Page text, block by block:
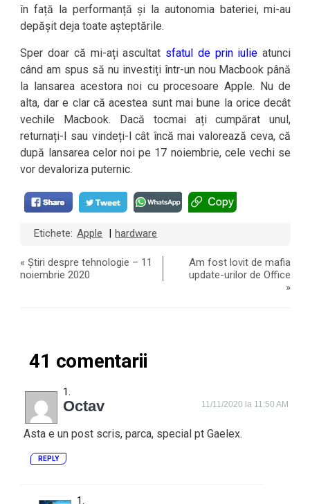
în față la performanță și la autonomia bateriei, mi-au
depășit deja toate așteptările.
Sper doar că mi-ați ascultat sfatul de prin iulie atunci
când am spus să nu investiți într-un nou Macbook până
la lansarea acestora noi cu procesoare Apple. Nu de
alta, dar e clar că acestea sunt mai bune la orice decât
vechile Macbook. Dacă tocmai ați cumpărat unul,
returnați-l sau vindeți-l cât încă mai valorează ceva, că
după lansarea celor noi pe 17 noiembrie, cele vechi se
vor devaloriza puternic.
Etichete: Apple hardware
«Știri despre tehnologie – 11
noiembrie 2020
Am fost lovit de mafia
update-urilor de Office
»
41 comentarii
Octav 11/11/2020 la 11:50 AM
Asta e un post scris, parca, special pt Gaelex.
REPLY